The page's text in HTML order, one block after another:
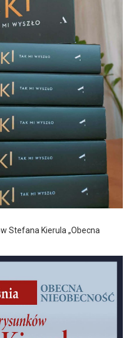
Stefana Kierula „Obecna